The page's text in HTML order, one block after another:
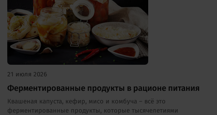
21 июля 2026
Ферментированные продукты в рационе питания
Квашеная капуста, кефир, мисо и комбуча – всё это
ферментированные продукты, которые тысячелетиями